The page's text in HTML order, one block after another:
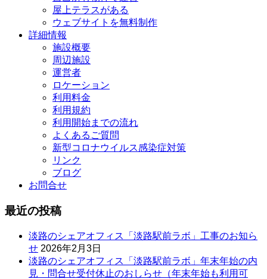
屋上テラスがある
ウェブサイトを無料制作
詳細情報
施設概要
周辺施設
運営者
ロケーション
利用料金
利用規約
利用開始までの流れ
よくあるご質問
新型コロナウイルス感染症対策
リンク
ブログ
お問合せ
最近の投稿
淡路のシェアオフィス「淡路駅前ラボ」工事のお知ら
せ 2026年2月3日
淡路のシェアオフィス「淡路駅前ラボ」年末年始の内
見・問合せ受付休止のおしらせ（年末年始も利用可